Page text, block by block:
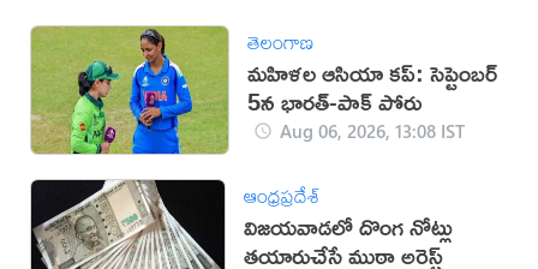
తెలంగాణ
మహిళల ఆసియా కప్‌: సెప్టెంబర్
5న భారత్-పాక్ పోరు
Aug 06, 2026, 13:08 IST
ఆంధ్రప్రదేశ్
విజయవాడలో దొంగ నోట్లు
తయారుచేసే ముఠా అరెస్ట్